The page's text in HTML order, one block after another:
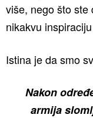
više, nego što ste
nikakvu
Istina je da smo
Nakon
armija